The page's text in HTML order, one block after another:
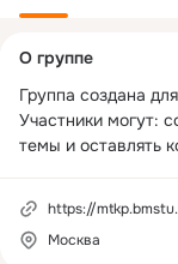
колонка
О группе
Группа создана
Участники могут:
темы и оставлять
https://
Москва